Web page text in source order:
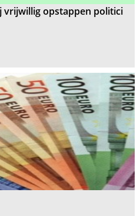
vrijwillig opstappen politici